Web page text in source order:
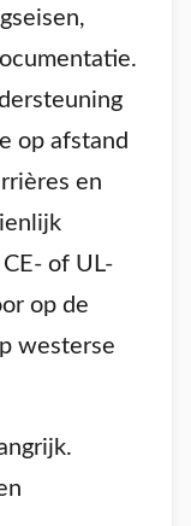
op afstand
en
of UL-
op de
westerse